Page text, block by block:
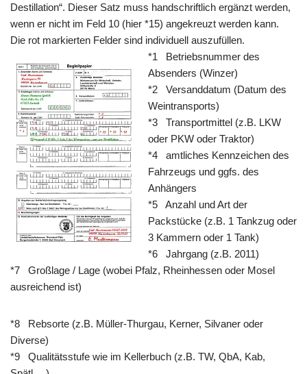
Destillation“. Dieser Satz muss handschriftlich ergänzt werden,
wenn er nicht im Feld 10 (hier *15) angekreuzt werden kann.
Die rot markierten Felder sind individuell auszufüllen.
*1 Betriebsnummer des
Absenders (Winzer)
*2 Versanddatum (Datum des
Weintransports)
*3 Transportmittel (z.B. LKW
oder PKW oder Traktor)
*4 amtliches Kennzeichen des
Fahrzeugs und ggfs. des
Anhängers
*5 Anzahl und Art der
Packstücke (z.B. 1 Tankzug oder
3 Kammern oder 1 Tank)
*6 Jahrgang (z.B. 2011)
*7 Großlage / Lage (wobei Pfalz, Rheinhessen oder Mosel
ausreichend ist)
*8 Rebsorte (z.B. Müller-Thurgau, Kerner, Silvaner oder
Diverse)
*9 Qualitätsstufe wie im Kellerbuch (z.B. TW, QbA, Kab,